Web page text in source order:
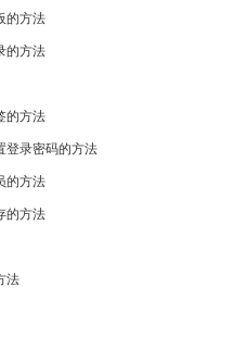
的方法
的方法
的方法
登录密码的方法
的方法
的方法
法